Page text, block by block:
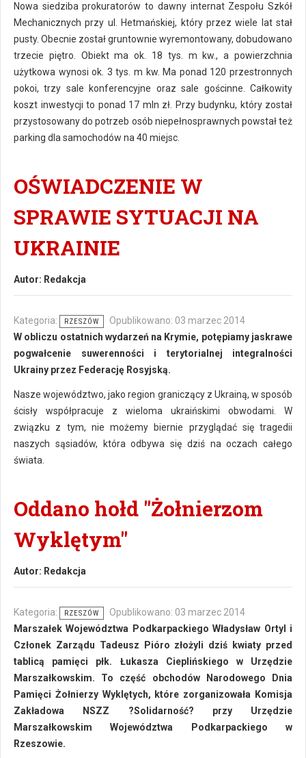
Nowa siedziba prokuratorów to dawny internat Zespołu Szkół
Mechanicznych przy ul. Hetmańskiej, który przez wiele lat stał
pusty. Obecnie został gruntownie wyremontowany, dobudowano
trzecie piętro. Obiekt ma ok. 18 tys. m kw., a powierzchnia
użytkowa wynosi ok. 3 tys. m kw. Ma ponad 120 przestronnych
pokoi, trzy sale konferencyjne oraz sale gościnne. Całkowity
koszt inwestycji to ponad 17 mln zł. Przy budynku, który został
przystosowany do potrzeb osób niepełnosprawnych powstał też
parking dla samochodów na 40 miejsc.
OŚWIADCZENIE W
SPRAWIE SYTUACJI NA
UKRAINIE
Autor: Redakcja
Kategoria: RZESZÓW
Opublikowano: 03 marzec 2014
W obliczu ostatnich wydarzeń na Krymie, potępiamy jaskrawe
pogwałcenie suwerenności i terytorialnej integralności
Ukrainy przez Federację Rosyjską.
Nasze województwo, jako region graniczący z Ukrainą, w sposób
ścisły współpracuje z wieloma ukraińskimi obwodami. W
związku z tym, nie możemy biernie przyglądać się tragedii
naszych sąsiadów, która odbywa się dziś na oczach całego
świata.
Oddano hołd "Żołnierzom
Wyklętym"
Autor: Redakcja
Kategoria: RZESZÓW
Opublikowano: 03 marzec 2014
Marszałek Województwa Podkarpackiego Władysław Ortyl i
Członek Zarządu Tadeusz Pióro złożyli dziś kwiaty przed
tablicą pamięci płk. Łukasza Cieplińskiego w Urzędzie
Marszałkowskim. To część obchodów Narodowego Dnia
Pamięci Żołnierzy Wyklętych, które zorganizowała Komisja
Zakładowa NSZZ ?Solidarność? przy Urzędzie
Marszałkowskim Województwa Podkarpackiego w
Rzeszowie.